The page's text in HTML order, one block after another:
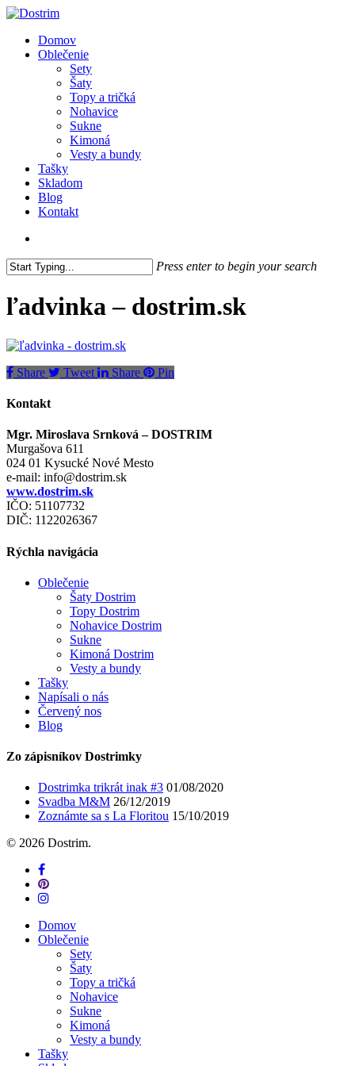
Skip
main
content
search
Menu
Domov
Oblečenie
Sety
Šaty
Topy a tričká
Nohavice
Sukne
Kimoná
Vesty a bundy
Tašky
Skladom
Blog
Kontakt
Press enter to begin your search
Search
ľadvinka – dostrim.sk
Share Tweet Share Pin
Kontakt
Mgr. Miroslava Srnková – DOSTRIM
Murgašova 611
024 01 Kysucké Nové Mesto
e-mail: info@dostrim.sk
www.dostrim.sk
IČO: 51107732
DIČ: 1122026367
Rýchla navigácia
Oblečenie
Šaty Dostrim
Topy Dostrim
Nohavice Dostrim
Sukne
Kimoná Dostrim
Vesty a bundy
Tašky
Napísali o nás
Červený nos
Blog
Zo zápisníkov Dostrimky
Dostrimka trikrát inak #3 01/08/2020
Svadba M&M 26/12/2019
Zoznámte sa s La Floritou 15/10/2019
© 2026 Dostrim.
facebook
pinterest
instagram
Close
Menu
Domov
Oblečenie
Sety
Šaty
Topy a tričká
Nohavice
Sukne
Kimoná
Vesty a bundy
Tašky